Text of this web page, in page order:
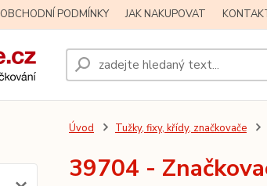
OBCHODNÍ PODMÍNKY JAK NAKUPOVAT
Úvod Tužky, fixy, křídy, značkovače
39704 -